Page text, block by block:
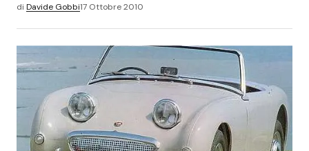
di Davide Gobbi17 Ottobre 2010